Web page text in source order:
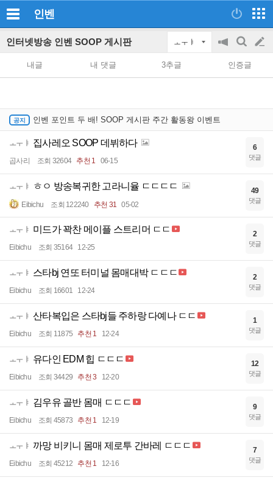
인벤
인터넷방송 인벤 SOOP 게시판 ㅗㅜㅑ
공
on/off
검
색
글
쓰
내글 내 댓글 3추글 인증글
인벤 포인트 두 배! SOOP 게시판 주간 활동왕 이벤트
ㅗㅜㅑ 집사레오 SOOP 데뷔하다
곱사리 조회 32604 추천 1 06-15
6
댓글
ㅗㅜㅑ ㅎㅇ 방송복귀한 고라니율 ㄷㄷㄷㄷ
Eibichu 조회 122240 추천 31 05-02
49
댓글
ㅗㅜㅑ 미드가 꽉찬 메이플 스트리머 ㄷㄷ
Eibichu 조회 35164 12-25
2
댓글
ㅗㅜㅑ 스타bj 연또 터미널 몸매대박 ㄷㄷㄷ
Eibichu 조회 16601 12-24
2
댓글
ㅗㅜㅑ 산타복입은 스타bj들 주하랑 다예나 ㄷㄷ
Eibichu 조회 11875 추천 1 12-24
1
댓글
ㅗㅜㅑ 유다인 EDM 힙 ㄷㄷㄷ
Eibichu 조회 34429 추천 3 12-20
12
댓글
ㅗㅜㅑ 김우유 골반 몸매 ㄷㄷㄷ
Eibichu 조회 45873 추천 1 12-19
9
댓글
ㅗㅜㅑ 까망 비키니 몸매 제로투 간바레 ㄷㄷㄷ
Eibichu 조회 45212 추천 1 12-16
7
댓글